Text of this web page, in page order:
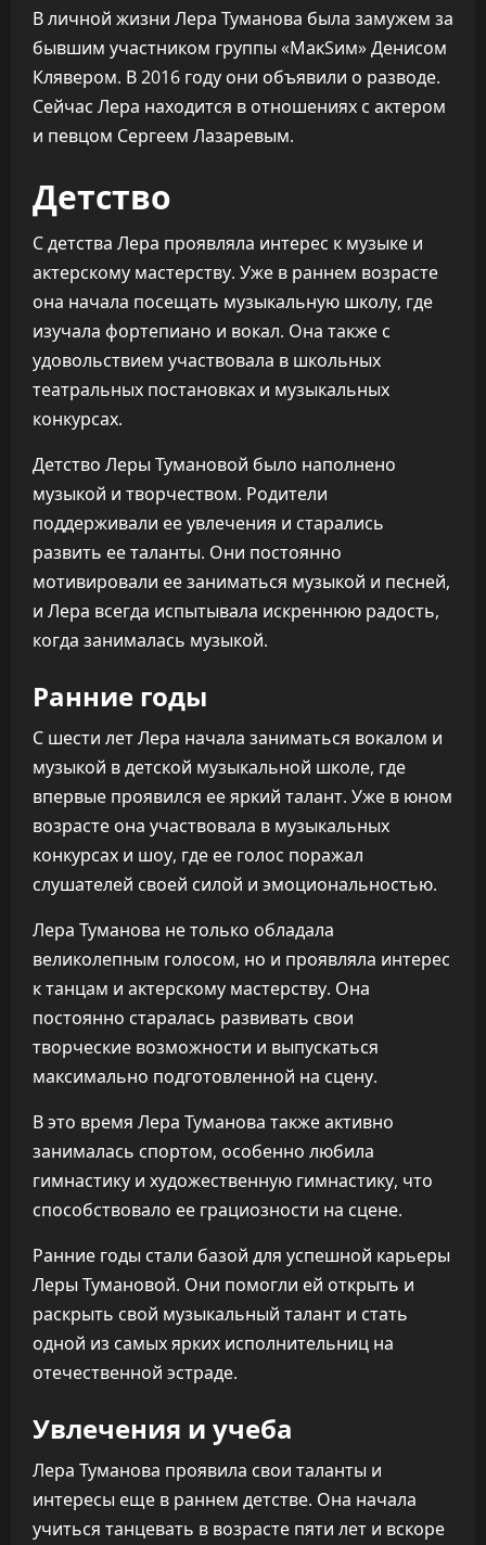
В личной жизни Лера Туманова была замужем за
бывшим участником группы «МакSим» Денисом
Клявером. В 2016 году они объявили о разводе.
Сейчас Лера находится в отношениях с актером
и певцом Сергеем Лазаревым.
Детство
С детства Лера проявляла интерес к музыке и
актерскому мастерству. Уже в раннем возрасте
она начала посещать музыкальную школу, где
изучала фортепиано и вокал. Она также с
удовольствием участвовала в школьных
театральных постановках и музыкальных
конкурсах.
Детство Леры Тумановой было наполнено
музыкой и творчеством. Родители
поддерживали ее увлечения и старались
развить ее таланты. Они постоянно
мотивировали ее заниматься музыкой и песней,
и Лера всегда испытывала искреннюю радость,
когда занималась музыкой.
Ранние годы
С шести лет Лера начала заниматься вокалом и
музыкой в детской музыкальной школе, где
впервые проявился ее яркий талант. Уже в юном
возрасте она участвовала в музыкальных
конкурсах и шоу, где ее голос поражал
слушателей своей силой и эмоциональностью.
Лера Туманова не только обладала
великолепным голосом, но и проявляла интерес
к танцам и актерскому мастерству. Она
постоянно старалась развивать свои
творческие возможности и выпускаться
максимально подготовленной на сцену.
В это время Лера Туманова также активно
занималась спортом, особенно любила
гимнастику и художественную гимнастику, что
способствовало ее грациозности на сцене.
Ранние годы стали базой для успешной карьеры
Леры Тумановой. Они помогли ей открыть и
раскрыть свой музыкальный талант и стать
одной из самых ярких исполнительниц на
отечественной эстраде.
Увлечения и учеба
Лера Туманова проявила свои таланты и
интересы еще в раннем детстве. Она начала
учиться танцевать в возрасте пяти лет и вскоре